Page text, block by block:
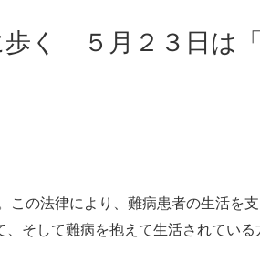
く ５月２３日は「
の法律により、難病患者の生活を
そして難病を抱えて生活されてい